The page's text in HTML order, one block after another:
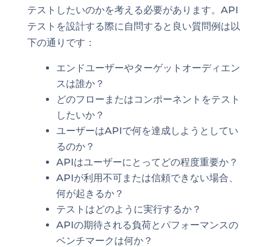
テストしたいのかを考える必要があります。API
テストを設計する際に自問すると良い質問例は以
下の通りです：
エンドユーザーやターゲットオーディエン
スは誰か？
どのフローまたはコンポーネントをテスト
したいか？
ユーザーはAPIで何を達成しようとしてい
るのか？
APIはユーザーにとってどの程度重要か？
APIが利用不可または信頼できない場合、
何が起きるか？
テストはどのように実行するか？
APIの期待される負荷とパフォーマンスの
ベンチマークは何か？